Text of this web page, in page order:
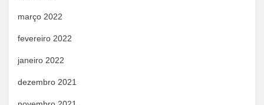
março 2022
fevereiro 2022
janeiro 2022
dezembro 2021